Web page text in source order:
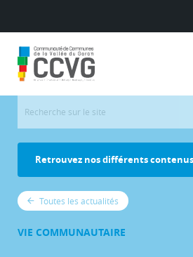
Retrouvez nos différents contenus
Toutes les actualités
VIE COMMUNAUTAIRE